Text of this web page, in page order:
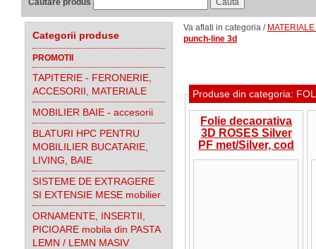
Cautare produs
Categorii produse
PROMOTII
TAPITERIE - FERONERIE,
ACCESORII, MATERIALE
MOBILIER BAIE - accesorii
BLATURI HPC PENTRU
MOBILILIER BUCATARIE,
LIVING, BAIE
SISTEME DE EXTRAGERE
SI EXTENSIE MESE mobilier
ORNAMENTE, INSERTII,
PICIOARE mobila din PASTA
LEMN / LEMN MASIV
Va aflati in categoria /
punch-line 3d
Produse din categoria:
Folie decaorativa
3D ROSES Silver
PF met/Silver, cod
FP3.13919